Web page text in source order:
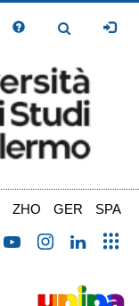
Toggle
ZHO GER SPA